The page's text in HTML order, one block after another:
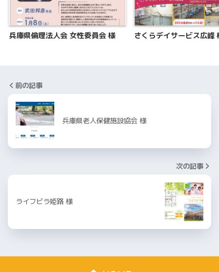
兵庫県倫理法人会 女性委員会 様 さくらデイサービス広峰
前の記事
兵庫県老人保健施設協会 様
次の記事
ライフビラ姫路 様